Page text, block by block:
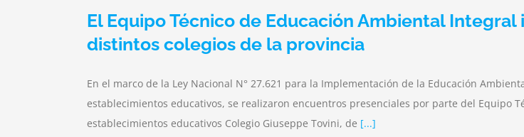
El Equipo Técnico de Educación Ambiental
distintos colegios de la provincia
En el marco de la Ley Nacional N° 27.621 para la Implementación de la Educación
establecimientos educativos, se realizaron encuentros presenciales por parte del Equipo
establecimientos educativos Colegio Giuseppe Tovini, de [...]